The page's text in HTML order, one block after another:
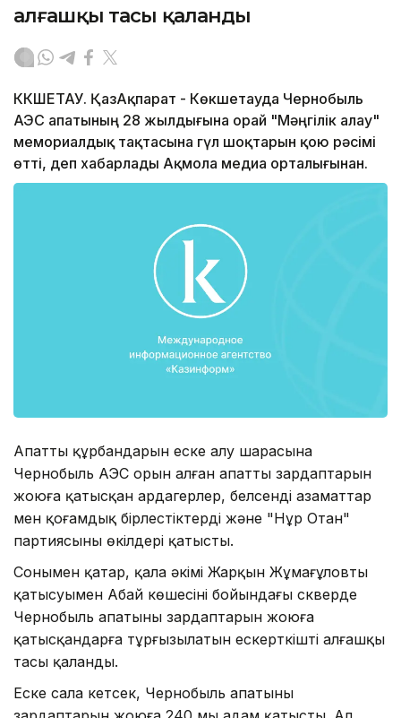
алғашқы тасы қаланды
КӨКШЕТАУ. ҚазАқпарат - Көкшетауда Чернобыль
АЭС апатының 28 жылдығына орай "Мәңгілік алау"
мемориалдық тақтасына гүл шоқтарын қою рәсімі
өтті, деп хабарлады Ақмола медиа орталығынан.
Апаттың құрбандарын еске алу шарасына
Чернобыль АЭС орын алған апаттың зардаптарын
жоюға қатысқан ардагерлер, белсенді азаматтар
мен қоғамдық бірлестіктердің және "Нұр Отан"
партиясының өкілдері қатысты.
Сонымен қатар, қала әкімі Жарқын Жұмағұловтың
қатысуымен Абай көшесінің бойындағы скверде
Чернобыль апатының зардаптарын жоюға
қатысқандарға тұрғызылатын ескерткіштің алғашқы
тасы қаланды.
Еске сала кетсек, Чернобыль апатының